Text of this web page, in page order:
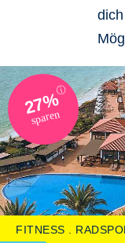
FITNESS
27%ⓘ
sparen